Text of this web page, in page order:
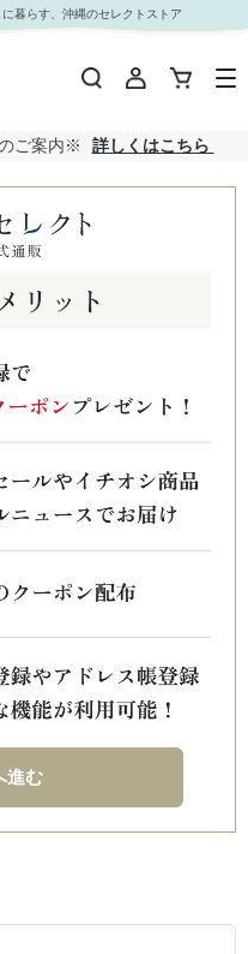
暮らす、沖縄のセレクトストア
ご案内※ 詳しくはこちら
進む